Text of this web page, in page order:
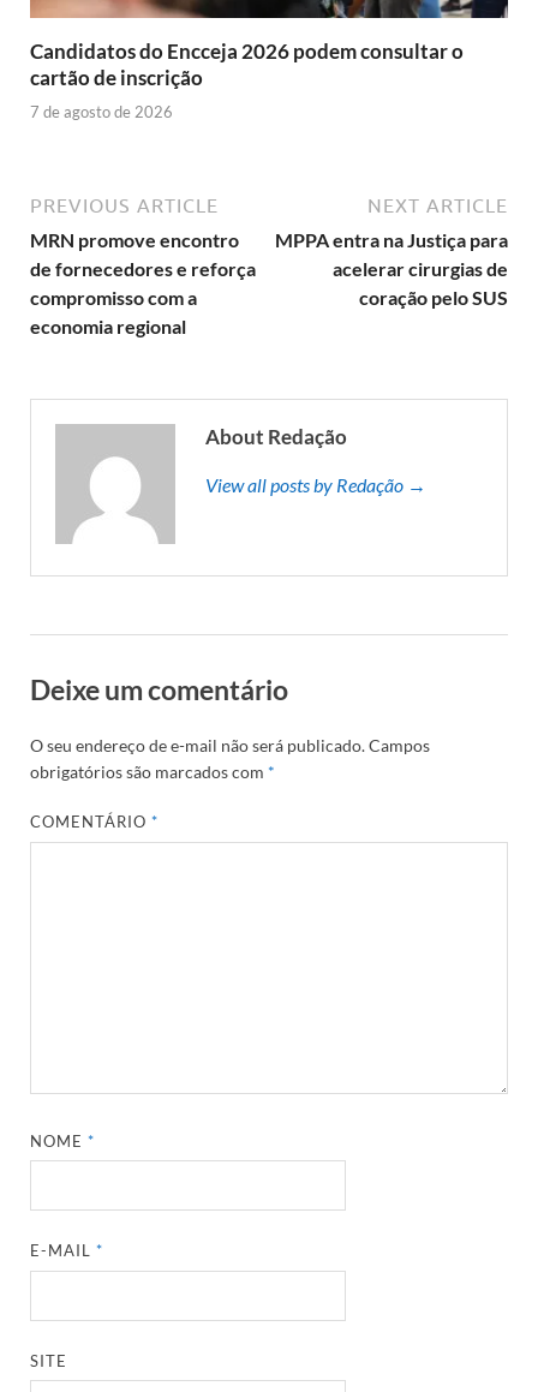
Candidatos do Encceja 2026 podem consultar o
cartão de inscrição
7 de agosto de 2026
PREVIOUS ARTICLE
MRN promove encontro
de fornecedores e reforça
compromisso com a
economia regional
NEXT ARTICLE
MPPA entra na Justiça para
acelerar cirurgias de
coração pelo SUS
About Redação
View all posts by Redação →
Deixe um comentário
O seu endereço de e-mail não será publicado.Campos
obrigatórios são marcados com *
COMENTÁRIO*
NOME*
E-MAIL*
SITE